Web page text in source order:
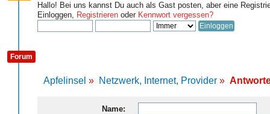
Hallo! Bei uns kannst Du auch als Gast posten, aber eine
Einloggen, Registrieren oder Kennwort vergessen?
Forum
Apfelinsel » Netzwerk, Internet, Provider »
Name: